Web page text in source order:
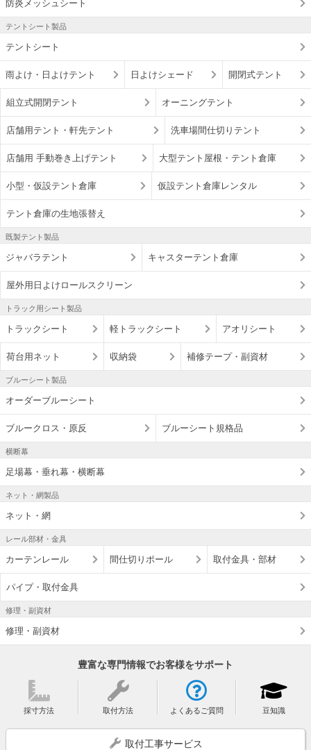
防炎メッシュシート
テントシート製品
テントシート
雨よけ・日よけテント 日よけシェード 開閉式テント
組立式開閉テント オーニングテント
店舗用テント・軒先テント 洗車場間仕切りテント
店舗用 手動巻き上げテント 大型テント屋根・テント倉庫
小型・仮設テント倉庫 仮設テント倉庫レンタル
テント倉庫の生地張替え
既製テント製品
ジャバラテント キャスターテント倉庫
屋外用日よけロールスクリーン
トラック用シート製品
トラックシート 軽トラックシート アオリシート
荷台用ネット 収納袋 補修テープ・副資材
ブルーシート製品
オーダーブルーシート
ブルークロス・原反 ブルーシート規格品
横断幕
足場幕・垂れ幕・横断幕
ネット・網製品
ネット・網
レール部材・金具
カーテンレール 間仕切りポール 取付金具・部材
パイプ・取付金具
修理・副資材
修理・副資材
豊富な専門情報でお客様をサポート
採寸方法 取付方法 よくあるご質問 豆知識
取付工事サービス